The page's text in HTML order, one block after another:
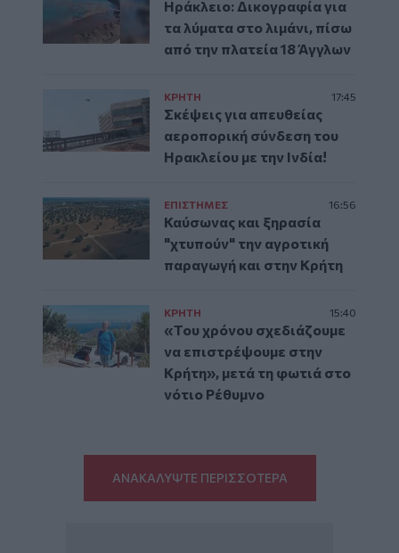
Ηράκλειο: Δικογραφία για
τα λύματα στο λιμάνι, πίσω
από την πλατεία 18 Άγγλων
ΚΡΗΤΗ 17:45
Σκέψεις για απευθείας
αεροπορική σύνδεση του
Ηρακλείου με την Ινδία!
ΕΠΙΣΤΗΜΕΣ 16:56
Καύσωνας και ξηρασία
"χτυπούν" την αγροτική
παραγωγή και στην Κρήτη
ΚΡΗΤΗ 15:40
«Του χρόνου σχεδιάζουμε
να επιστρέψουμε στην
Κρήτη», μετά τη φωτιά στο
νότιο Ρέθυμνο
ΑΝΑΚΑΛΥΨΤΕ ΠΕΡΙΣΣΟΤΕΡΑ